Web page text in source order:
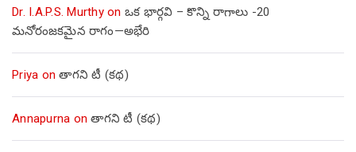
Dr. I.A.P.S. Murthyon ఒక భార్గవి – కొన్ని రాగాలు -20
మనోరంజకమైన రాగం—అభేరి
Priya onతాగని టీ (కథ)
Annapurna onతాగని టీ (కథ)